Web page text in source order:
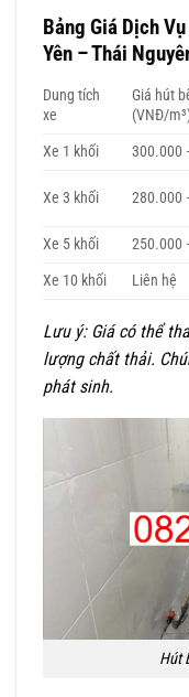
Bảng Giá Dịch Vụ
Yên – Thái
Dung tích
xe
Giá hút
(VNĐ/
Xe 1 khối 300.000
Xe 3 khối 280.000
Xe 5 khối
250.000
Xe 10 khối
Liên hệ
Lưu ý: Giá có thể
lượng chất thải.
phát sinh.
Hút